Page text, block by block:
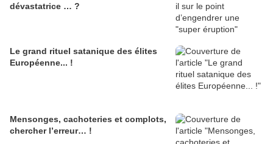
dévastatrice … ?
Le grand rituel satanique des élites
Européenne... !
Mensonges, cachoteries et complots,
chercher l’erreur… !